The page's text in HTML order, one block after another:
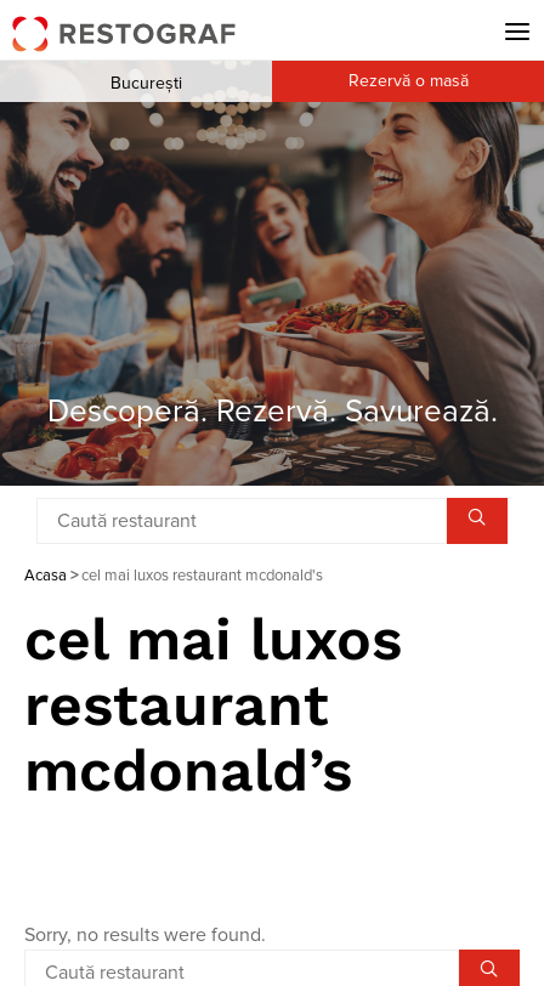
Descoperă. Rezervă. Savurează.
București Rezervă o masă
Acasa >cel mai luxos restaurant mcdonald's
cel mai luxos
restaurant
mcdonald’s
Sorry, no results were found.